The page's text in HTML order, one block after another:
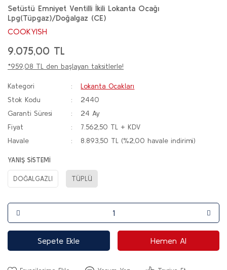
Setüstü Emniyet Ventilli İkili Lokanta Ocağı
Lpg(Tüpgaz)/Doğalgaz (CE)
COOKYISH
9.075,00 TL
*959,08 TL den başlayan taksitlerle!
Kategori
Lokanta Ocakları
Stok Kodu
2440
Garanti Süresi
24 Ay
Fiyat
7.562,50 TL + KDV
Havale
8.893,50 TL (%2,00 havale indirimi)
YANIŞ SİSTEMİ
DOĞALGAZLI TÜPLÜ
Sepete Ekle Hemen Al